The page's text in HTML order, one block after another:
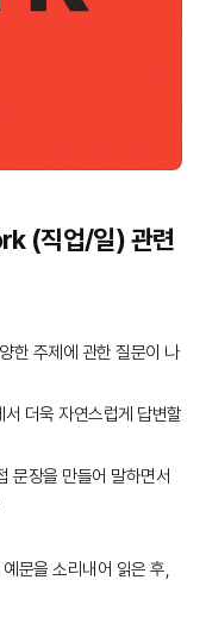
(직업/일) 관련
한 주제에 관한 질문이 나
더욱 자연스럽게 답변할
문장을 만들어 말하면서
문을 소리내어 읽은 후,